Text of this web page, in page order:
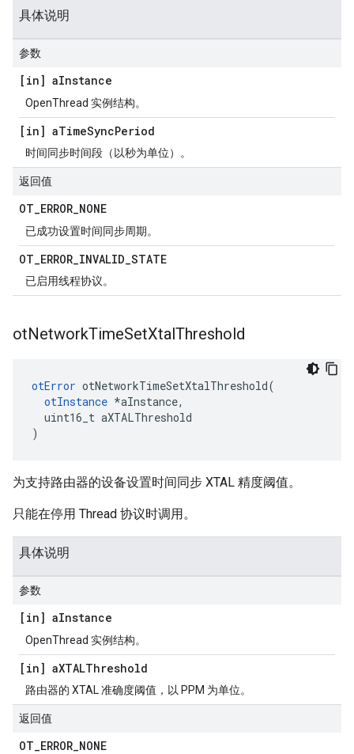
具体说明
参数
[in] aInstance
OpenThread 实例结构。
[in] aTimeSyncPeriod
时间同步时间段（以秒为单位）。
返回值
OT_ERROR_NONE
已成功设置时间同步周期。
OT_ERROR_INVALID_STATE
已启用线程协议。
otNetworkTimeSetXtalThreshold
otError otNetworkTimeSetXtalThreshold(
otInstance *aInstance,
uint16_t aXTALThreshold
)
为支持路由器的设备设置时间同步 XTAL 精度阈值。
只能在停用 Thread 协议时调用。
具体说明
参数
[in] aInstance
OpenThread 实例结构。
[in] aXTALThreshold
路由器的 XTAL 准确度阈值，以 PPM 为单位。
返回值
OT_ERROR_NONE